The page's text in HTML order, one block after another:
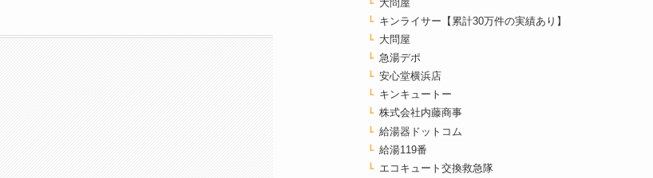
大問屋
キンライサー【累計30万件の実績あり】
大問屋
急湯デポ
安心堂横浜店
キンキュートー
株式会社内藤商事
給湯器ドットコム
給湯119番
エコキュート交換救急隊